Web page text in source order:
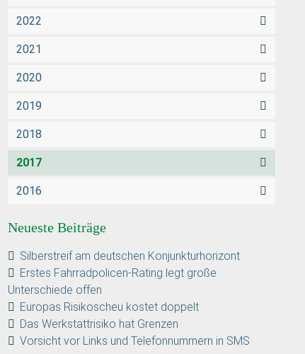
2022
2021
2020
2019
2018
2017
2016
Neueste Beiträge
Silberstreif am deutschen Konjunkturhorizont
Erstes Fahrradpolicen-Rating legt große
Unterschiede offen
Europas Risikoscheu kostet doppelt
Das Werkstattrisiko hat Grenzen
Vorsicht vor Links und Telefonnummern in SMS